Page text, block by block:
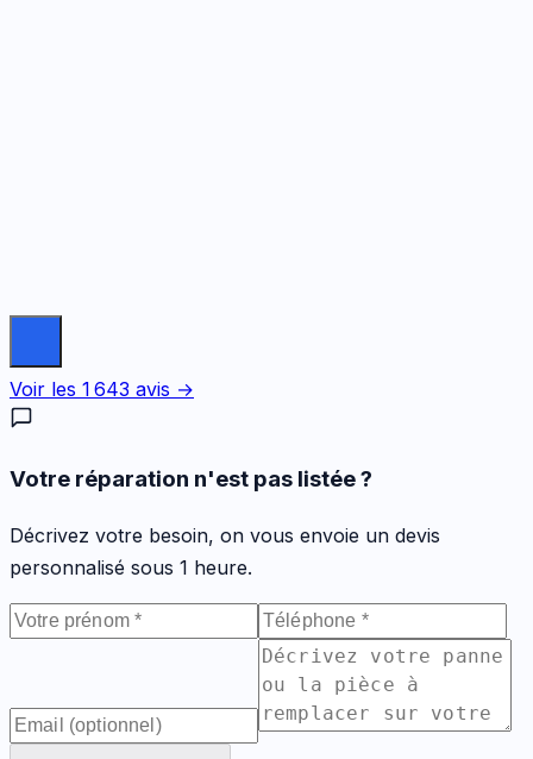
Voir les 1 643 avis →
Votre réparation n'est pas listée ?
Décrivez votre besoin, on vous envoie un devis
personnalisé sous 1 heure.